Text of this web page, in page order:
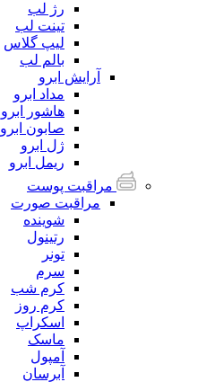
رژ لب
تینت لب
لیپ گلاس
بالم لب
آرایش ابرو
مداد ابرو
هاشور ابرو
صابون ابرو
ژل ابرو
ریمل ابرو
مراقبت پوست
مراقبت صورت
شوینده
رتینول
تونر
سرم
کرم شب
کرم روز
اسکراپ
ماسک
آمپول
آبرسان